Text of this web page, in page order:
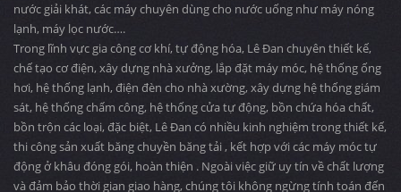
nước giải khát, các máy chuyên dùng cho nước uống như máy nóng
lạnh, máy lọc nước….
Trong lĩnh vực gia công cơ khí, tự động hóa, Lê Đan chuyên thiết kế,
chế tạo cơ điện, xây dựng nhà xưởng, lắp đặt máy móc, hệ thống ống
hơi, hệ thống lạnh, điện đèn cho nhà xường, xây dựng hệ thống giám
sát, hệ thống chấm công, hệ thống cửa tự động, bồn chứa hóa chất,
bồn trộn các loại, đặc biệt, Lê Đan có nhiều kinh nghiệm trong thiết kế,
thi công sản xuất băng chuyền băng tải , kết hợp với các máy móc tự
động ở khâu đóng gói, hoàn thiện . Ngoài việc giữ uy tín về chất lượng
và đảm bảo thời gian giao hàng, chúng tôi không ngừng tính toán đến